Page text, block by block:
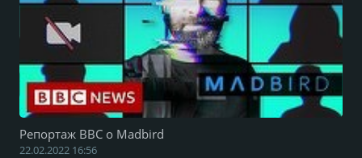
Репортаж BBC о Madbird
22.02.2022 16:56